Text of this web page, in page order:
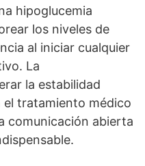
hipoglucemia
los niveles de
al iniciar cualquier
La
la estabilidad
el tratamiento médico
comunicación abierta